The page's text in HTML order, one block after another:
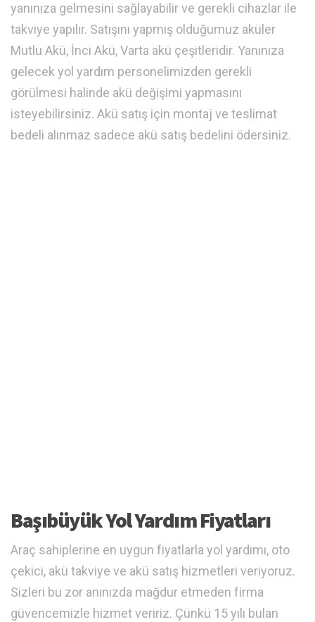
yanınıza gelmesini sağlayabilir ve gerekli cihazlar ile
takviye yapılır. Satışını yapmış olduğumuz aküler
Mutlu Akü, İnci Akü, Varta akü çeşitleridir. Yanınıza
gelecek yol yardım personelimizden gerekli
görülmesi halinde akü değişimi yapmasını
isteyebilirsiniz. Akü satış için montaj ve teslimat
bedeli alınmaz sadece akü satış bedelini ödersiniz.
Başıbüyük Yol Yardım Fiyatları
Araç sahiplerine en uygun fiyatlarla yol yardımı, oto
çekici, akü takviye ve akü satış hizmetleri veriyoruz.
Sizleri bu zor anınızda mağdur etmeden firma
güvencemizle hizmet veririz. Çünkü 15 yılı bulan